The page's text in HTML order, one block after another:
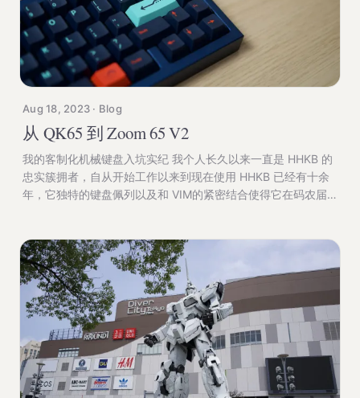
声音包的加持才能得到比较悦耳的打字音。然而，声音
包带来的弊端也非常明显，在消除了高频杂音的同时，
也将打字音变得非常同质化，整体声音偏低沉甚至沙
哑。 客制化键盘的进阶版本都着力通过改进内部设
计，如底壳内腔、内外配重的外观，材料的选择，甚至
打字音。这种多方位设计上的精进，
Aug 18, 2023 · Blog
从 QK65 到 Zoom 65 V2
我的客制化机械键盘入坑实纪 我个人长久以来一直是 HHKB 的
忠实簇拥者，自从开始工作以来到现在使用 HHKB 已经有十余
年，它独特的键盘佩列以及和 VIM的紧密结合使得它在码农届
现代的电子产品，特别是大多数苹果产品，缺乏金属材质所带来
的高级感。在打字体验上，由于它是为数不多的静电容键盘，相
比机械键盘显的更为高级，段落手感也非常独特，但相对较重的
触发和触底克数，我在每次长时间使用后还是会感到明显的疲
惫。 当我搬入新家，开始着手布置自己的书桌时，我希望能拥
有一把更加个性化的键盘，不但能满足我个人对外观、打字手感
和打字音的偏好，更重要的是其整体风格必须能融入到整个书桌
的风格中，这样才能充分表达出我的个性。 在那之后不久我便
入坑了客制化机械键盘，并在短时间内先后购入了 QK65 和